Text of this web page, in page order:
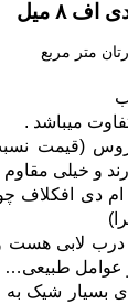
۸ میل
متر مربع
میباشد .
روس (قیمت
و خیلی مقاوم
ام دی
لابی هست
عوامل طبیعی…
بسیار شیک